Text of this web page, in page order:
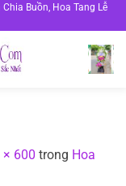
Buồn, Hoa Tang Lễ
× 600 trong Hoa